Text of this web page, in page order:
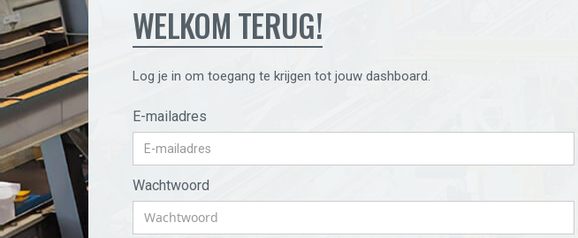
WELKOM TERUG!
Log je in om toegang te krijgen tot jouw dashboard.
E-mailadres
Wachtwoord